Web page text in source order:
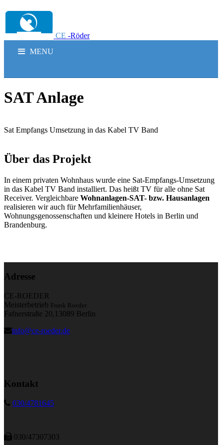
CE -Röder
MENU
LEISTUNGSSPEKTRUM
Beamerreparatur
Beamerwartung
Medienanlagen
PORTFOLIO
KONTAKT
INFORMATION
SAT Anlage
Sat Empfangs Umsetzung in das Kabel TV Band
Über das Projekt
In einem privaten Wohnhaus wurde eine Sat-Empfangs-Umsetzung
in das Kabel TV Band installiert. Das heißt TV für alle ohne Sat
Receiver. Vergleichbare Wohnanlagen-SAT- bzw. Hausanlagen
realisieren wir auch für Mehrfamilienhäuser,
Wohnungsgenossenschaften und kleinere Hotels in Berlin und
Brandenburg.
Adresse
CE-ROEDER
Meisterbetrieb Frank Roeder
Fafnerstraße 20,13089 Berlin
info@ce-roeder.de
Kontakt
030/4781645
030/47307303